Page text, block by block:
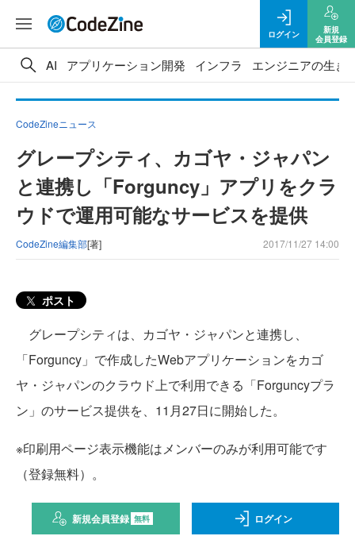
ログイン
新規
会員登録
AI アプリケーション開発 インフラ エンジニアの生き
CodeZineニュース
グレープシティ、カゴヤ・ジャパン
と連携し「Forguncy」アプリをクラ
ウドで運用可能なサービスを提供
CodeZine編集部[著] 2017/11/27 14:00
ポスト
グレープシティは、カゴヤ・ジャパンと連携し、
「Forguncy」で作成したWebアプリケーションをカゴ
ヤ・ジャパンのクラウド上で利用できる「Forguncyプラ
ン」のサービス提供を、11月27日に開始した。
※印刷用ページ表示機能はメンバーのみが利用可能です
（登録無料）。
新規会員登録 無料 ログイン